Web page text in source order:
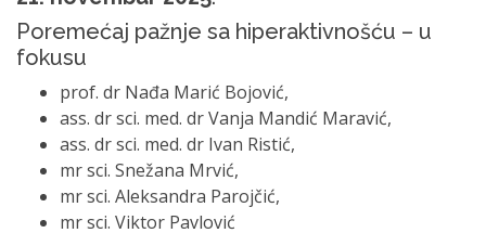
Poremećaj pažnje sa hiperaktivnošću – u
fokusu
prof. dr Nađa Marić Bojović,
ass. dr sci. med. dr Vanja Mandić Maravić,
ass. dr sci. med. dr Ivan Ristić,
mr sci. Snežana Mrvić,
mr sci. Aleksandra Parojčić,
mr sci. Viktor Pavlović